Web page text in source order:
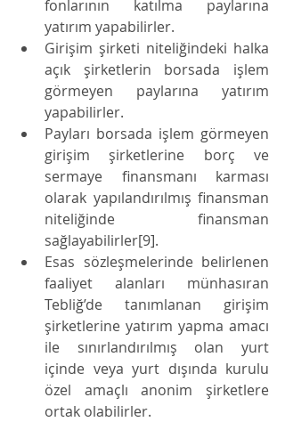
fonlarının katılma paylarına
yatırım yapabilirler.
Girişim şirketi niteliğindeki halka
açık şirketlerin borsada işlem
görmeyen paylarına yatırım
yapabilirler.
Payları borsada işlem görmeyen
girişim şirketlerine borç ve
sermaye finansmanı karması
olarak yapılandırılmış finansman
niteliğinde finansman
sağlayabilirler[9].
Esas sözleşmelerinde belirlenen
faaliyet alanları münhasıran
Tebliğ’de tanımlanan girişim
şirketlerine yatırım yapma amacı
ile sınırlandırılmış olan yurt
içinde veya yurt dışında kurulu
özel amaçlı anonim şirketlere
ortak olabilirler.